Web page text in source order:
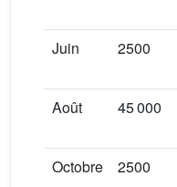
Juin
2500
Août 45 000
Octobre
2500